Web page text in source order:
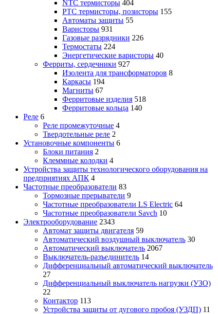
NTC термисторы 404
PTC термисторы, позисторы 155
Автоматы защиты 55
Варисторы 931
Газовые разрядники 226
Термостаты 224
Энергетические варисторы 40
Ферриты, сердечники 927
Изолента для трансформаторов 8
Каркасы 194
Магниты 67
Ферритовые изделия 518
Ферритовые кольца 140
Реле 6
Реле промежуточные 4
Твердотельные реле 2
Установочные компоненты 6
Блоки питания 2
Клеммные колодки 4
Устройства защиты технологического оборудования на
предприятиях АПК 4
Частотные преобразователи 83
Тормозные прерыватели 9
Частотные преобразователи LS Electric 64
Частотные преобразователи Savch 10
Электрооборудование 2343
Автомат защиты двигателя 59
Автоматический воздушный выключатель 30
Автоматический выключатель 2067
Выключатель-разъединитель 14
Дифференциальный автоматический выключатель
27
Дифференциальный выключатель нагрузки (УЗО)
22
Контактор 113
Устройства защиты от дугового пробоя (УЗДП) 11